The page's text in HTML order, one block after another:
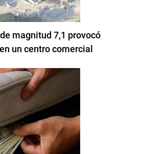
magnitud 7,1 provocó
un centro comercial